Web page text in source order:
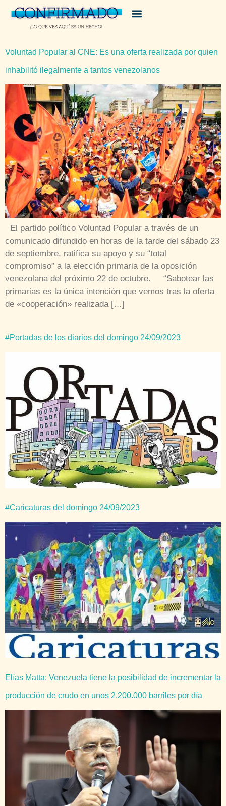
Voluntad Popular al CNE: Es una oferta realizada por quien
inhabilitó ilegalmente a tantos venezolanos
El partido político Voluntad Popular a través de un
comunicado difundido en horas de la tarde del sábado 23
de septiembre, ratifica su apoyo y su “total
compromiso” a la elección primaria de la oposición
venezolana del próximo 22 de octubre. “Sabotear las
primarias es la única intención que vemos tras la oferta
de «cooperación» realizada […]
#Portadas de los diarios del domingo 24/09/2023
#Caricaturas del domingo 24/09/2023
Elías Matta: Venezuela tiene la posibilidad de incrementar la
producción de crudo en unos 2.200.000 barriles por día